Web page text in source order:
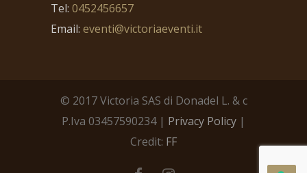
Tel: 0452456657
Email: eventi@victoriaeventi.it
© 2017 Victoria SAS di Donadel L. & c
P.Iva 03457590234 | Privacy Policy |
Credit: FF